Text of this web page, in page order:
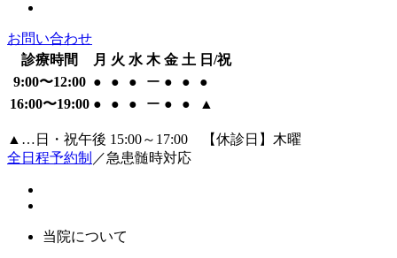
お問い合わせ
診療時間
月 火 水 木 金 土 日/祝
9:00〜12:00 ● ● ● ー ● ●
●
16:00〜19:00 ● ● ● ー ● ● ▲
▲…日・祝午後 15:00～17:00 【休診日】木曜
全日程予約制 ／急患髄時対応
当院について